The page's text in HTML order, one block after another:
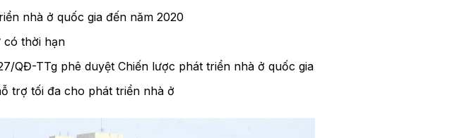
nhà ở quốc gia đến năm 2020
có thời hạn
QĐ-TTg phê duyệt Chiến lược phát triển nhà ở quốc gia
trợ tối đa cho phát triển nhà ở